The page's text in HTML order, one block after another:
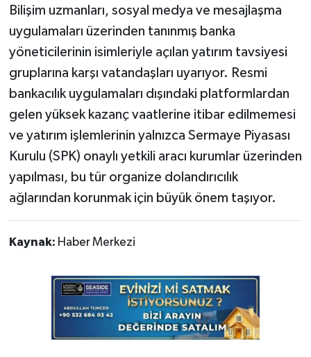
Bilişim uzmanları, sosyal medya ve mesajlaşma
uygulamaları üzerinden tanınmış banka
yöneticilerinin isimleriyle açılan yatırım tavsiyesi
gruplarına karşı vatandaşları uyarıyor. Resmi
bankacılık uygulamaları dışındaki platformlardan
gelen yüksek kazanç vaatlerine itibar edilmemesi
ve yatırım işlemlerinin yalnızca Sermaye Piyasası
Kurulu (SPK) onaylı yetkili aracı kurumlar üzerinden
yapılması, bu tür organize dolandırıcılık
ağlarından korunmak için büyük önem taşıyor.
Kaynak: Haber Merkezi